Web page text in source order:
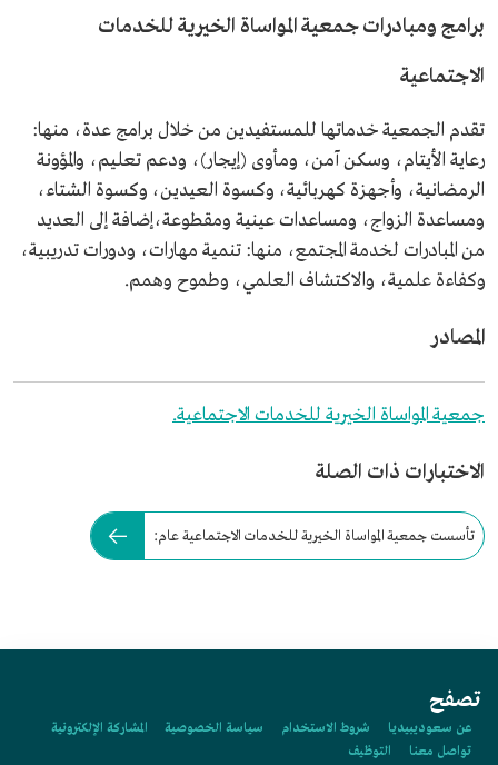
برامج ومبادرات جمعية المواساة الخيرية للخدمات
الاجتماعية
تقدم الجمعية خدماتها للمستفيدين من خلال برامج عدة، منها:
رعاية الأيتام، وسكن آمن، ومأوى (إيجار)، ودعم تعليم، والمؤونة
الرمضانية، وأجهزة كهربائية، وكسوة العيدين، وكسوة الشتاء،
ومساعدة الزواج، ومساعدات عينية ومقطوعة،إضافة إلى العديد
من المبادرات لخدمة المجتمع، منها: تنمية مهارات، ودورات تدريبية،
وكفاءة علمية، والاكتشاف العلمي، وطموح وهمم.
المصادر
جمعية المواساة الخيرية للخدمات الاجتماعية.
الاختبارات ذات الصلة
تأسست جمعية المواساة الخيرية للخدمات الاجتماعية عام:
تصفح
عن سعوديبيديا شروط الاستخدام سياسة الخصوصية
المشاركة الإلكترونية
تواصل معنا
التوظيف